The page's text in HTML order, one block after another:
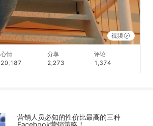
视频
心情
20,187
分享
2,273
评论
1,374
营销人员必知的性价比最高的三种
Facebook营销策略！